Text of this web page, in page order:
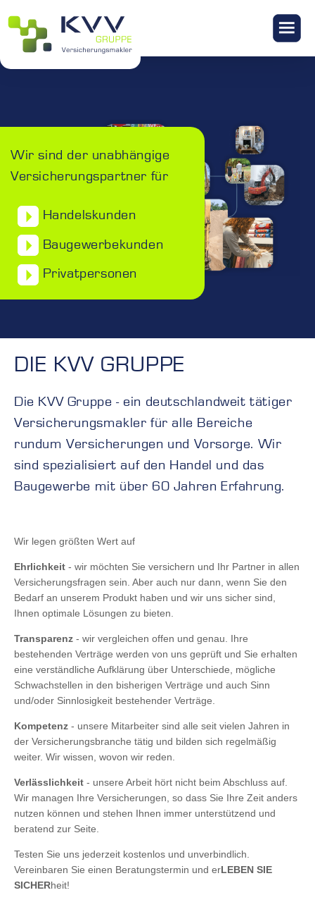
Wir sind der unabhängige
Versicherungspartner für
Handelskunden
Baugewerbekunden
Privatpersonen
DIE KVV GRUPPE
Die KVV Gruppe - ein deutschlandweit tätiger
Versicherungsmakler für alle Bereiche
rundum Versicherungen und Vorsorge. Wir
sind spezialisiert auf den Handel und das
Baugewerbe mit über 60 Jahren Erfahrung.
Wir legen größten Wert auf
Ehrlichkeit - wir möchten Sie versichern und Ihr Partner in allen
Versicherungsfragen sein. Aber auch nur dann, wenn Sie den
Bedarf an unserem Produkt haben und wir uns sicher sind,
Ihnen optimale Lösungen zu bieten.
Transparenz - wir vergleichen offen und genau. Ihre
bestehenden Verträge werden von uns geprüft und Sie erhalten
eine verständliche Aufklärung über Unterschiede, mögliche
Schwachstellen in den bisherigen Verträge und auch Sinn
und/oder Sinnlosigkeit bestehender Verträge.
Kompetenz - unsere Mitarbeiter sind alle seit vielen Jahren in
der Versicherungsbranche tätig und bilden sich regelmäßig
weiter. Wir wissen, wovon wir reden.
Verlässlichkeit - unsere Arbeit hört nicht beim Abschluss auf.
Wir managen Ihre Versicherungen, so dass Sie Ihre Zeit anders
nutzen können und stehen Ihnen immer unterstützend und
beratend zur Seite.
Testen Sie uns jederzeit kostenlos und unverbindlich.
Vereinbaren Sie einen Beratungstermin und erLEBEN SIE
SICHERheit!